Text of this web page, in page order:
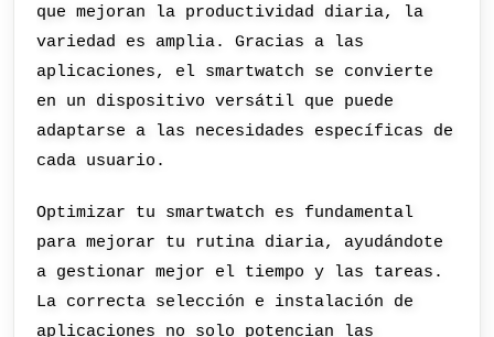
que mejoran la productividad diaria, la
variedad es amplia. Gracias a las
aplicaciones, el smartwatch se convierte
en un dispositivo versátil que puede
adaptarse a las necesidades específicas de
cada usuario.
Optimizar tu smartwatch es fundamental
para mejorar tu rutina diaria, ayudándote
a gestionar mejor el tiempo y las tareas.
La correcta selección e instalación de
aplicaciones no solo potencian las